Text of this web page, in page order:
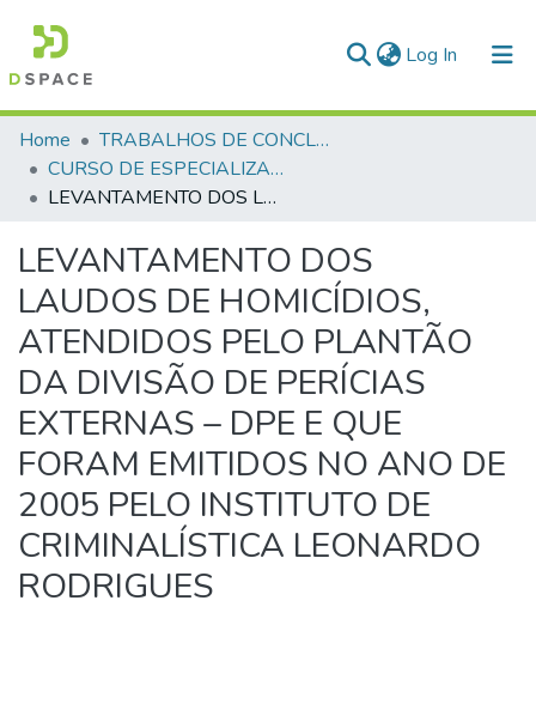
Log In (current)
Communities & Collections
All of DSpace
Home
TRABALHOS DE CONCLUSÃO DE CURSO - CEGESP (CURSO DE ESPECIALIZAÇÃO EM GERENCIAMENTO EM SEGURANÇA PÚBLICA)
CURSO DE ESPECIALIZAÇÃO EM GERENCIAMENTO EM SEGURANÇA PÚBLICA - CEGESP - 2006
LEVANTAMENTO DOS LAUDOS DE HOMICÍDIOS, ATENDIDOS PELO PLANTÃO DA DIVISÃO DE PERÍCIAS EXTERNAS – DPE E QUE FORAM EMITIDOS NO ANO DE 2005 PELO INSTITUTO DE CRIMINALÍSTICA LEONARDO RODRIGUES
LEVANTAMENTO DOS
LAUDOS DE HOMICÍDIOS,
ATENDIDOS PELO PLANTÃO
DA DIVISÃO DE PERÍCIAS
EXTERNAS – DPE E QUE
FORAM EMITIDOS NO ANO DE
2005 PELO INSTITUTO DE
CRIMINALÍSTICA LEONARDO
RODRIGUES